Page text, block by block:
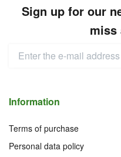
Sign up for our
miss
Information
Terms of purchase
Personal data policy